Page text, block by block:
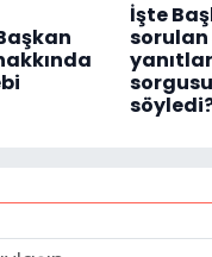
İşte
sorulan